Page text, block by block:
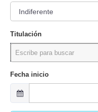
Titulación
Escribe para buscar
Fecha inicio